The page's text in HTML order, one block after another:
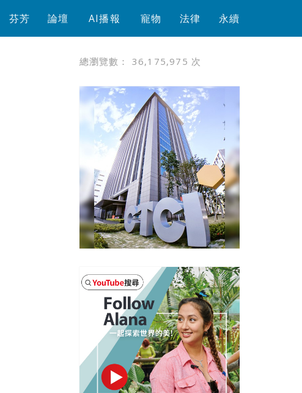
芬芳 論壇 AI播報 寵物 法律 永續
總瀏覽數： 36,175,975 次